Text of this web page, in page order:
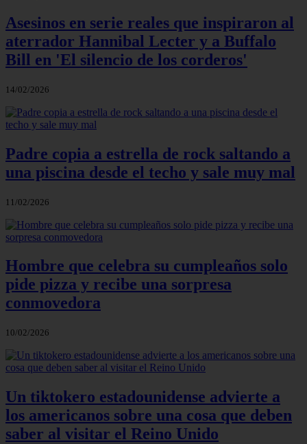
Asesinos en serie reales que inspiraron al
aterrador Hannibal Lecter y a Buffalo
Bill en 'El silencio de los corderos'
14/02/2026
Padre copia a estrella de rock saltando a
una piscina desde el techo y sale muy mal
11/02/2026
Hombre que celebra su cumpleaños solo
pide pizza y recibe una sorpresa
conmovedora
10/02/2026
Un tiktokero estadounidense advierte a
los americanos sobre una cosa que deben
saber al visitar el Reino Unido